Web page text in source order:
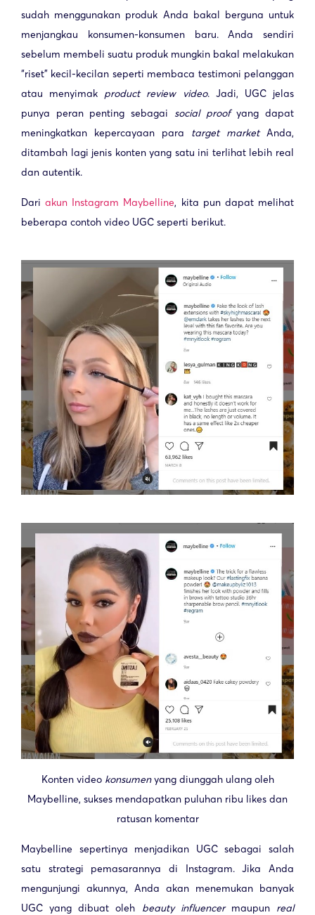
sudah menggunakan produk Anda bakal berguna untuk
menjangkau konsumen-konsumen baru. Anda sendiri
sebelum membeli suatu produk mungkin bakal melakukan
“riset” kecil-kecilan seperti membaca testimoni pelanggan
atau menyimak product review video. Jadi, UGC jelas
punya peran penting sebagai social proofyang dapat
meningkatkan kepercayaan para target marketAnda,
ditambah lagi jenis konten yang satu ini terlihat lebih real
dan autentik.
Dariakun Instagram Maybelline, kita pun dapat melihat
beberapa contoh video UGC seperti berikut.
Konten video konsumenyang diunggah ulang oleh
Maybelline, sukses mendapatkan puluhan ribu likes dan
ratusan komentar
Maybelline sepertinya menjadikan UGC sebagai salah
satu strategi pemasarannya di Instagram. Jika Anda
mengunjungi akunnya, Anda akan menemukan banyak
UGC yang dibuat oleh beauty influencermaupun real